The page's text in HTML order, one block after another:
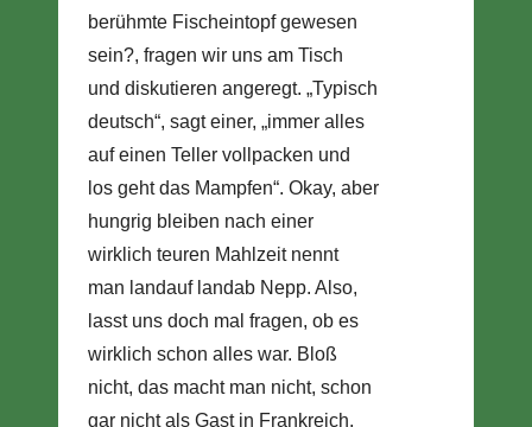
berühmte Fischeintopf gewesen
sein?, fragen wir uns am Tisch
und diskutieren angeregt. „Typisch
deutsch“, sagt einer, „immer alles
auf einen Teller vollpacken und
los geht das Mampfen“. Okay, aber
hungrig bleiben nach einer
wirklich teuren Mahlzeit nennt
man landauf landab Nepp. Also,
lasst uns doch mal fragen, ob es
wirklich schon alles war. Bloß
nicht, das macht man nicht, schon
gar nicht als Gast in Frankreich.